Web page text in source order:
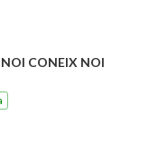
CONEIX NOI